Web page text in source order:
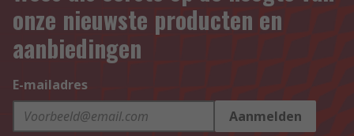
onze nieuwste producten en
aanbiedingen
E-mailadres
Aanmelden